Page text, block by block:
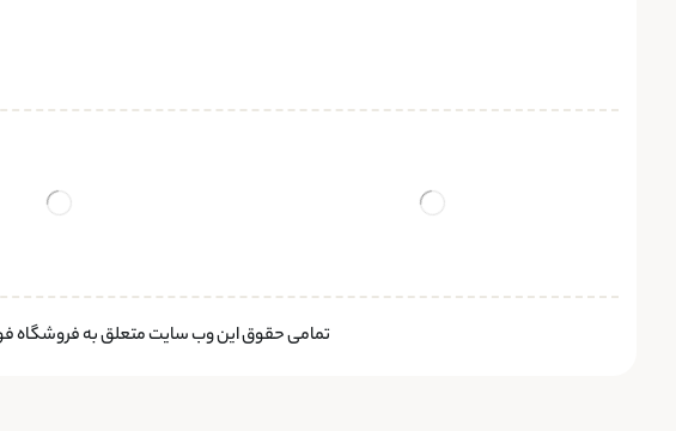
تمامی حقوق این وب سایت متعلق به فروشگاه